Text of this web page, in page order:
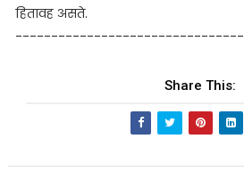
हितावह असते.
--------------------------------
Share This: